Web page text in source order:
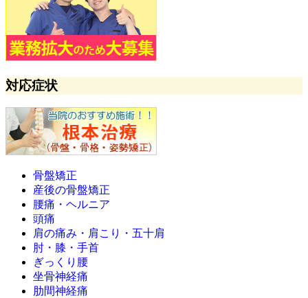
対応症状
骨盤矯正
産後の骨盤矯正
腰痛・ヘルニア
頭痛
肩の痛み・肩こり・五十肩
肘・膝・手首
ぎっくり腰
坐骨神経痛
肋間神経痛